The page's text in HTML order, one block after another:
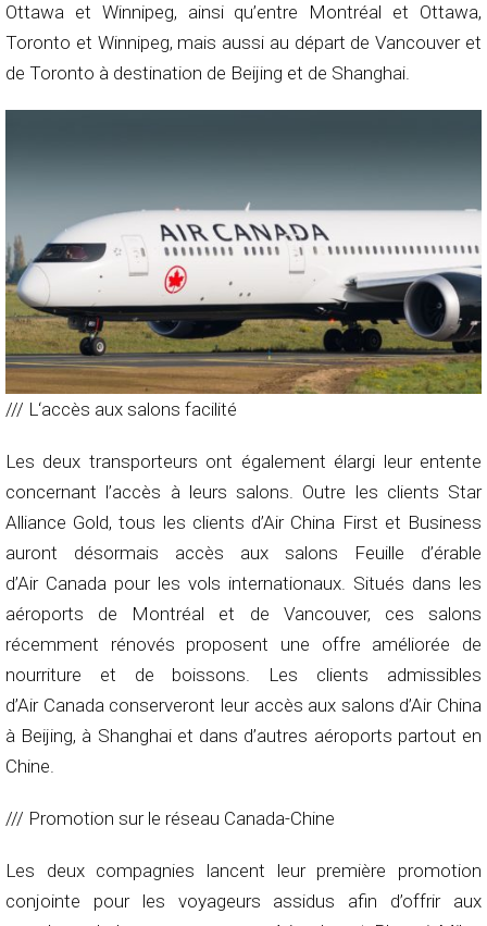
Ottawa et Winnipeg, ainsi qu’entre Montréal et Ottawa,
Toronto et Winnipeg, mais aussi au départ de Vancouver et
de Toronto à destination de Beijing et de Shanghai.
/// L‘accès aux salons facilité
Les deux transporteurs ont également élargi leur entente
concernant l’accès à leurs salons. Outre les clients Star
Alliance Gold, tous les clients d’Air China First et Business
auront désormais accès aux salons Feuille d’érable
d’Air Canada pour les vols internationaux. Situés dans les
aéroports de Montréal et de Vancouver, ces salons
récemment rénovés proposent une offre améliorée de
nourriture et de boissons. Les clients admissibles
d’Air Canada conserveront leur accès aux salons d’Air China
à Beijing, à Shanghai et dans d’autres aéroports partout en
Chine.
/// Promotion sur le réseau Canada-Chine
Les deux compagnies lancent leur première promotion
conjointe pour les voyageurs assidus afin d’offrir aux